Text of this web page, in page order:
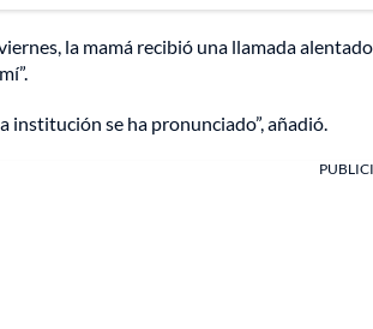
la mamá recibió una llamada
institución se ha pronunciado”, añadió.